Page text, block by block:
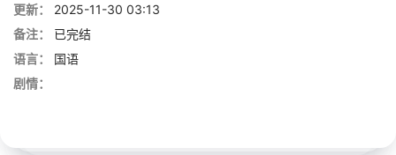
更新：
2025-11-30 03:13
备注：
已完结
语言：
国语
剧情：